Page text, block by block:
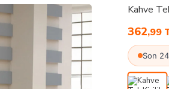
Kahve
362,99
Son